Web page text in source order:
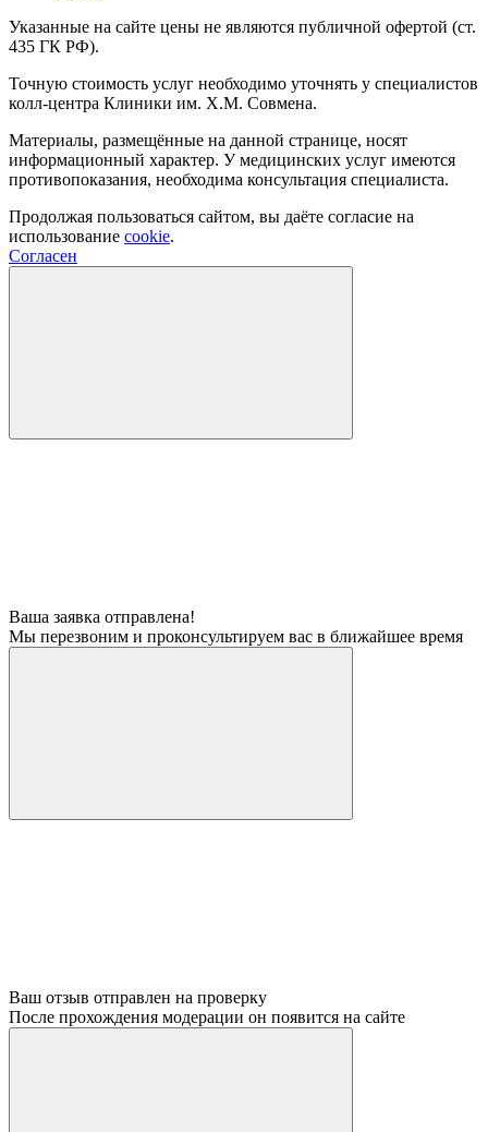
Указанные на сайте цены не являются публичной офертой (ст.
435 ГК РФ).
Точную стоимость услуг необходимо уточнять у специалистов
колл-центра Клиники им. Х.М. Совмена.
Материалы, размещённые на данной странице, носят
информационный характер. У медицинских услуг имеются
противопоказания, необходима консультация специалиста.
Продолжая пользоваться сайтом, вы даёте согласие на
использование cookie.
Согласен
Ваша заявка отправлена!
Мы перезвоним и проконсультируем вас в ближайшее время
Ваш отзыв отправлен на проверку
После прохождения модерации он появится на сайте